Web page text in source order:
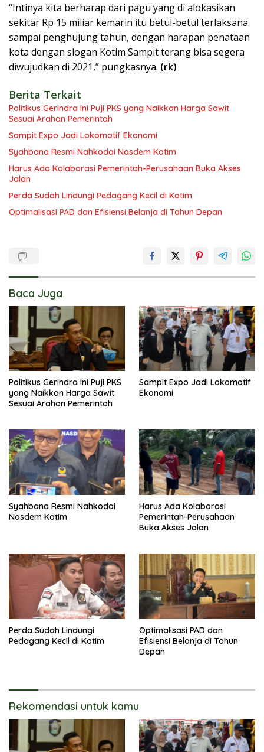
“Intinya kita berharap dari pagu yang di alokasikan
sekitar Rp 15 miliar kemarin itu betul-betul terlaksana
sampai penghujung tahun, dengan harapan penataan
kota dengan slogan Kotim Sampit terang bisa segera
diwujudkan di 2021,” pungkasnya. (rk)
Berita Terkait
Politikus Gerindra Ini Puji PKS yang Naikkan Harga Sawit
Sesuai Arahan Pemerintah
Sampit Expo Jadi Lokomotif Ekonomi
Syahbana Resmi Nahkodai Nasdem Kotim
Harus Ada Kolaborasi Pemerintah-Perusahaan Buka Akses
Jalan
Perda Sudah Lindungi Pedagang Kecil di Kotim
Optimalisasi PAD dan Efisiensi Belanja di Tahun Depan
Baca Juga
Politikus Gerindra Ini Puji PKS
yang Naikkan Harga Sawit
Sesuai Arahan Pemerintah
Sampit Expo Jadi Lokomotif
Ekonomi
Syahbana Resmi Nahkodai
Nasdem Kotim
Harus Ada Kolaborasi
Pemerintah-Perusahaan
Buka Akses Jalan
Perda Sudah Lindungi
Pedagang Kecil di Kotim
Optimalisasi PAD dan
Efisiensi Belanja di Tahun
Depan
Rekomendasi untuk kamu